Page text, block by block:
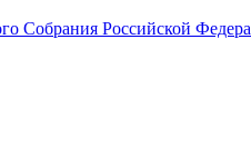
Собрания Российской